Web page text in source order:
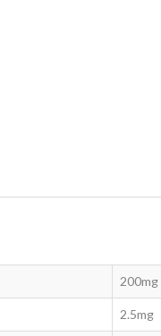
200mg
2.5mg